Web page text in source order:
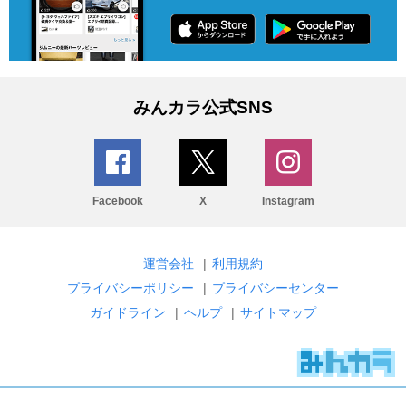
みんカラ公式SNS
Facebook X Instagram
運営会社 | 利用規約
プライバシーポリシー
| プライバシーセンター
ガイドライン
| ヘルプ | サイトマップ